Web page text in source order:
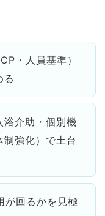
・人員基準）
る
浴介助・個別機
強化）で土台
が回るかを見極